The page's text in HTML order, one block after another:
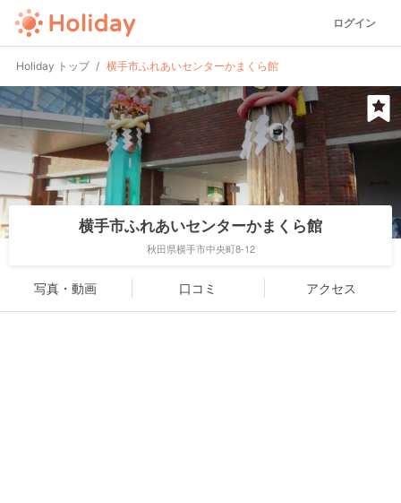
ログイン
Holiday トップ 横手市ふれあいセンターかまくら館
横手市ふれあいセンターかまくら館
秋田県横手市中央町8-12
写真・動画 口コミ アクセス